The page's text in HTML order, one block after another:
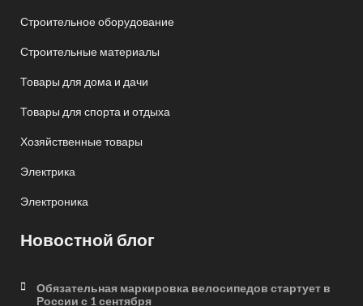
Строительное оборудование
Строительные материалы
Товары для дома и дачи
Товары для спорта и отдыха
Хозяйственные товары
Электрика
Электроника
Новостной блог
Обязательная маркировка велосипедов стартует в
России с 1 сентября